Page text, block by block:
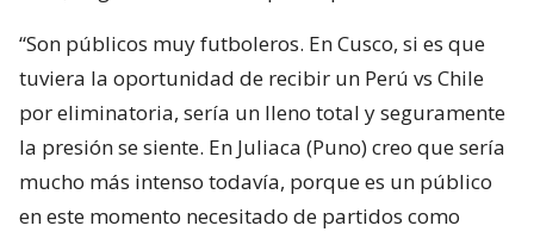
“Son públicos muy futboleros. En Cusco, si es que
tuviera la oportunidad de recibir un Perú vs Chile
por eliminatoria, sería un lleno total y seguramente
la presión se siente. En Juliaca (Puno) creo que sería
mucho más intenso todavía, porque es un público
en este momento necesitado de partidos como